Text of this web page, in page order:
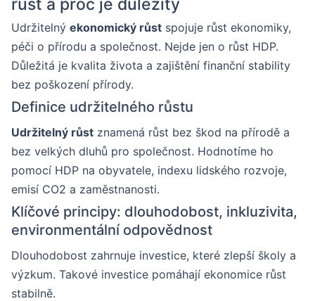
růst a proč je důležitý
Udržitelný ekonomický růst spojuje růst ekonomiky,
péči o přírodu a společnost. Nejde jen o růst HDP.
Důležitá je kvalita života a zajištění finanční stability
bez poškození přírody.
Definice udržitelného růstu
Udržitelný růst znamená růst bez škod na přírodě a
bez velkých dluhů pro společnost. Hodnotíme ho
pomocí HDP na obyvatele, indexu lidského rozvoje,
emisí CO2 a zaměstnanosti.
Klíčové principy: dlouhodobost, inkluzivita,
environmentální odpovědnost
Dlouhodobost zahrnuje investice, které zlepší školy a
výzkum. Takové investice pomáhají ekonomice růst
stabilně.